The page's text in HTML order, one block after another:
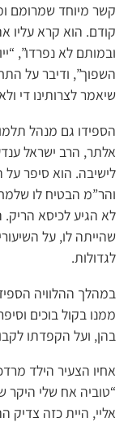
קשר מיוחד שמרומם
קודם. הוא קרא עליו
ובמותם לא נפרדו”,
השפוך”, ודיבר על
שיאמר לצרותינו די
הספידו גם מנהל
אלתר, הרב ישראל
לישיבה. הוא סיפר
והר”מ הבטיח לו
לא הגיע לכיסא
שהייתה לו, על
לגדולות.
במהלך ההלוויה
ממנו בקול בוכים
בהן, ועל הקפדתו
אחיו הצעיר הילד
“טוביה אח שלי היקר
אליי, היית כזה